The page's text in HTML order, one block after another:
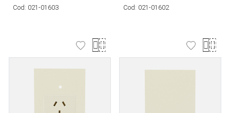
Cod: 021-01603
Cod: 021-01602